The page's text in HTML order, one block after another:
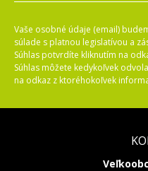
Vaše osobné údaje (email)
súlade s platnou legislatívou a
Súhlas potvrdíte kliknutím na
Súhlas môžete kedykoľvek
na odkaz z ktoréhokoľvek